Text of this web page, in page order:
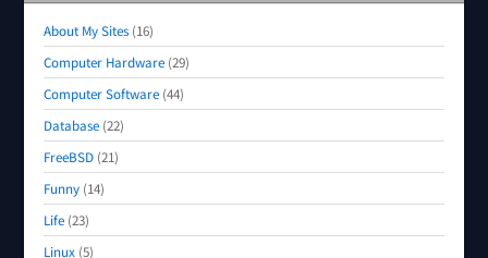
About My Sites (16)
Computer Hardware (29)
Computer Software (44)
Database (22)
FreeBSD (21)
Funny (14)
Life (23)
Linux (5)